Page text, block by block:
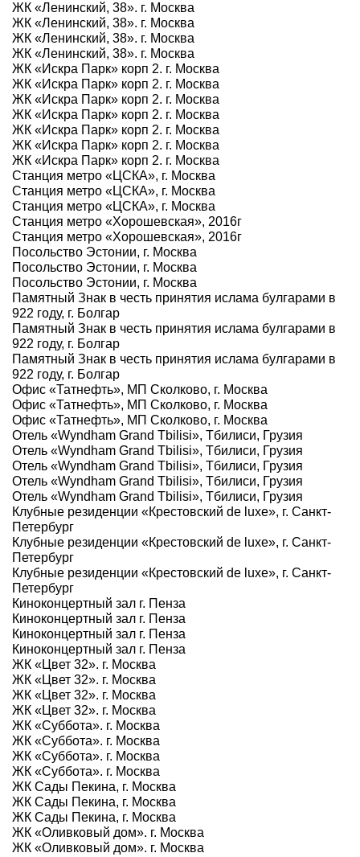
ЖК «Ленинский, 38». г. Москва
ЖК «Ленинский, 38». г. Москва
ЖК «Ленинский, 38». г. Москва
ЖК «Ленинский, 38». г. Москва
ЖК «Искра Парк» корп 2. г. Москва
ЖК «Искра Парк» корп 2. г. Москва
ЖК «Искра Парк» корп 2. г. Москва
ЖК «Искра Парк» корп 2. г. Москва
ЖК «Искра Парк» корп 2. г. Москва
ЖК «Искра Парк» корп 2. г. Москва
ЖК «Искра Парк» корп 2. г. Москва
Станция метро «ЦСКА», г. Москва
Станция метро «ЦСКА», г. Москва
Станция метро «ЦСКА», г. Москва
Станция метро «Хорошевская», 2016г
Станция метро «Хорошевская», 2016г
Посольство Эстонии, г. Москва
Посольство Эстонии, г. Москва
Посольство Эстонии, г. Москва
Памятный Знак в честь принятия ислама булгарами в
922 году, г. Болгар
Памятный Знак в честь принятия ислама булгарами в
922 году, г. Болгар
Памятный Знак в честь принятия ислама булгарами в
922 году, г. Болгар
Офис «Татнефть», МП Сколково, г. Москва
Офис «Татнефть», МП Сколково, г. Москва
Офис «Татнефть», МП Сколково, г. Москва
Отель «Wyndham Grand Tbilisi», Тбилиси, Грузия
Отель «Wyndham Grand Tbilisi», Тбилиси, Грузия
Отель «Wyndham Grand Tbilisi», Тбилиси, Грузия
Отель «Wyndham Grand Tbilisi», Тбилиси, Грузия
Отель «Wyndham Grand Tbilisi», Тбилиси, Грузия
Клубные резиденции «Крестовский de luxe», г. Санкт-
Петербург
Клубные резиденции «Крестовский de luxe», г. Санкт-
Петербург
Клубные резиденции «Крестовский de luxe», г. Санкт-
Петербург
Киноконцертный зал г. Пенза
Киноконцертный зал г. Пенза
Киноконцертный зал г. Пенза
Киноконцертный зал г. Пенза
ЖК «Цвет 32». г. Москва
ЖК «Цвет 32». г. Москва
ЖК «Цвет 32». г. Москва
ЖК «Цвет 32». г. Москва
ЖК «Суббота». г. Москва
ЖК «Суббота». г. Москва
ЖК «Суббота». г. Москва
ЖК «Суббота». г. Москва
ЖК Сады Пекина, г. Москва
ЖК Сады Пекина, г. Москва
ЖК Сады Пекина, г. Москва
ЖК «Оливковый дом». г. Москва
ЖК «Оливковый дом». г. Москва